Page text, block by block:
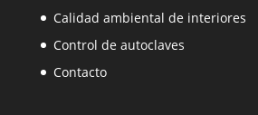
Calidad ambiental de interiores
Control de autoclaves
Contacto